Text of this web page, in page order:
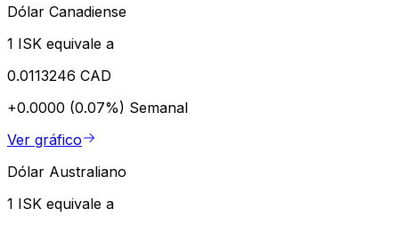
Dólar Canadiense
1 ISK equivale a
0.0113246 CAD
+0.0000 (0.07%) Semanal
Ver gráfico
Dólar Australiano
1 ISK equivale a